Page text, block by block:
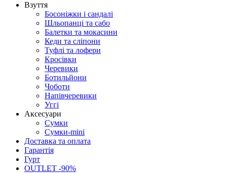
Взуття
Босоніжки і сандалі
Шльопанці та сабо
Балетки та мокасини
Кеди та сліпони
Туфлі та лофери
Кросівки
Черевики
Ботильйони
Чоботи
Напівчеревики
Уггі
Аксесуари
Сумки
Сумки-mini
Доставка та оплата
Гарантія
Гурт
OUTLET -90%